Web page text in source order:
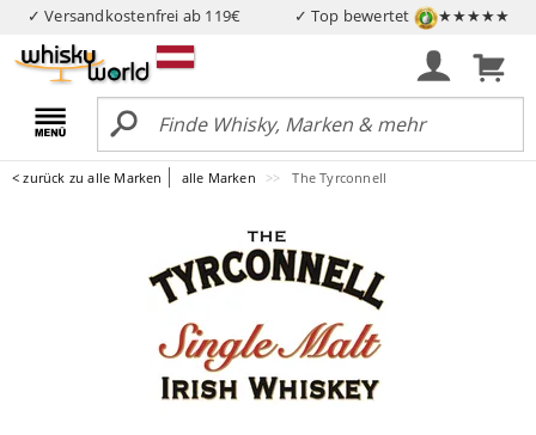
✓ Versandkostenfrei ab 119€ ✓ Top bewertet ★★★★★
< zurück zu alle Marken alle Marken The Tyrconnell